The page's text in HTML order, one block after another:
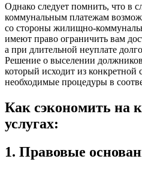
Однако следует помнить, что в
коммунальным платежам
со стороны жилищно-
имеют право ограничить вам
а при длительной неуплате
Решение о выселении
который исходит из конкретной
необходимые процедуры в
Как сэкономить на
услугах:
1. Правовые